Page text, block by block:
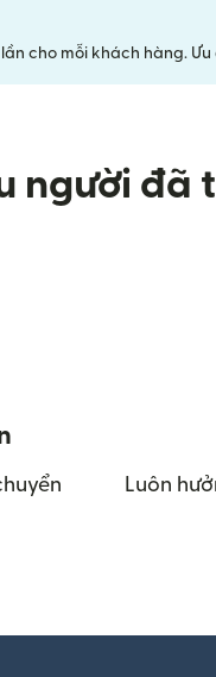
cho mỗi khách hàng.
người đã
Luôn